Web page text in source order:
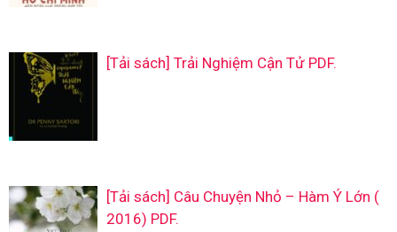
[Tải sách] Trải Nghiệm Cận Tử PDF.
[Tải sách] Câu Chuyện Nhỏ – Hàm Ý Lớn (
2016) PDF.